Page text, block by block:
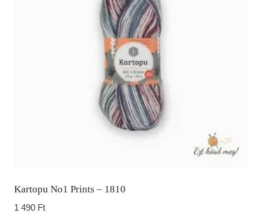
Kartopu No1 Prints – 1810
1 490 Ft